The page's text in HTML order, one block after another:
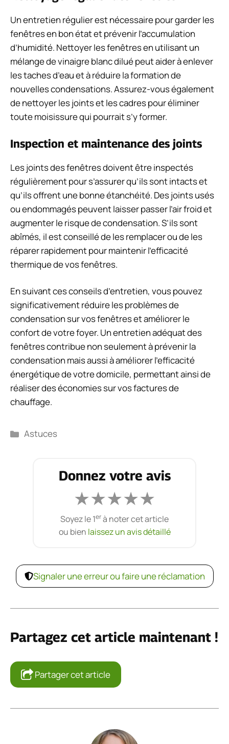
Un entretien régulier est nécessaire pour garder les
fenêtres en bon état et prévenir l’accumulation
d’humidité. Nettoyer les fenêtres en utilisant un
mélange de vinaigre blanc dilué peut aider à enlever
les taches d’eau et à réduire la formation de
nouvelles condensations. Assurez-vous également
de nettoyer les joints et les cadres pour éliminer
toute moisissure qui pourrait s’y former.
Inspection et maintenance des joints
Les joints des fenêtres doivent être inspectés
régulièrement pour s’assurer qu’ils sont intacts et
qu’ils offrent une bonne étanchéité. Des joints usés
ou endommagés peuvent laisser passer l’air froid et
augmenter le risque de condensation. S’ils sont
abîmés, il est conseillé de les remplacer ou de les
réparer rapidement pour maintenir l’efficacité
thermique de vos fenêtres.
En suivant ces conseils d’entretien, vous pouvez
significativement réduire les problèmes de
condensation sur vos fenêtres et améliorer le
confort de votre foyer. Un entretien adéquat des
fenêtres contribue non seulement à prévenir la
condensation mais aussi à améliorer l’efficacité
énergétique de votre domicile, permettant ainsi de
réaliser des économies sur vos factures de
chauffage.
Catégories
Astuces
Donnez votre avis
★★★★★
Soyez le 1erà noter cet article
ou bien laissez un avis détaillé
Signaler une erreur ou faire une réclamation
Partagez cet article maintenant !
Partager cet article